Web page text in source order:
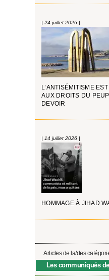
| 24 juillet 2026 |
L’ANTISÉMITISME
AUX DROITS DU
DEVOIR
| 14 juillet 2026 |
HOMMAGE À JIHAD
Articles de la/des
Les communiqués